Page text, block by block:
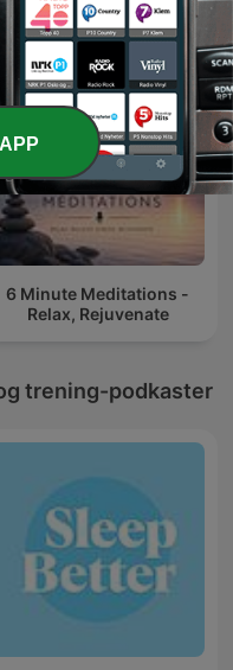
6 Minute Meditations -
Relax, Rejuvenate
trening-podkaster